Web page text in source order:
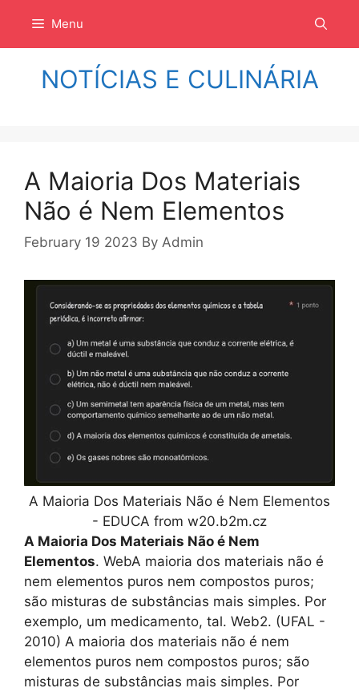
isi
Menu
NOTÍCIAS E CULINÁRIA
A Maioria Dos Materiais
Não é Nem Elementos
February 19 2023 By Admin
A Maioria Dos Materiais Não é Nem Elementos
- EDUCA from w20.b2m.cz
A Maioria Dos Materiais Não é Nem
Elementos. WebA maioria dos materiais não é
nem elementos puros nem compostos puros;
são misturas de substâncias mais simples. Por
exemplo, um medicamento, tal. Web2. (UFAL -
2010) A maioria dos materiais não é nem
elementos puros nem compostos puros; são
misturas de substâncias mais simples. Por